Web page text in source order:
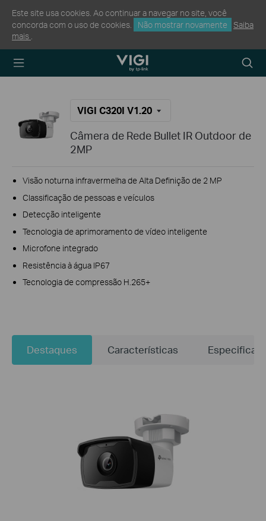
Este site usa cookies. Ao continuar a navegar no site, você
concorda com o uso de cookies.
Não mostrar novamente
Saiba
mais
TP-Link, Reliably
icon
VIGI C320I V1.20
Câmera de Rede Bullet IR Outdoor de
2MP
Visão noturna infravermelha de Alta Definição de 2 MP
Classificação de pessoas e veículos
Detecção inteligente
Tecnologia de aprimoramento de vídeo inteligente
Microfone integrado
Resistência à água IP67
Tecnologia de compressão H.265+
Destaques Características